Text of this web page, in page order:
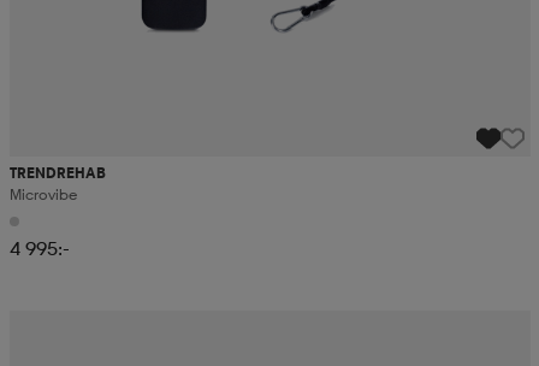
TRENDREHAB
Microvibe
4 995:-